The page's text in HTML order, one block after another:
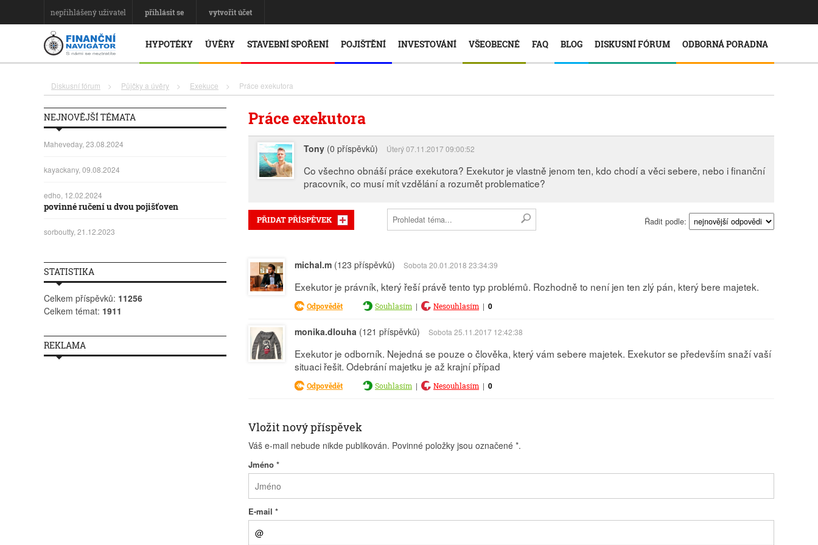
nepřihlášený uživatel přihlásit se vytvořit účet
HYPOTÉKY ÚVĚRY STAVEBNÍ SPOŘENÍ POJIŠTĚNÍ INVESTOVÁNÍ VŠEOBECNÉ FAQ BLOG DISKUSNÍ FÓRUM ODBORNÁ PORADNA
Diskusní fórum > Půjčky a úvěry > Exekuce > Práce exekutora
Práce exekutora
Tony (0 příspěvků) Úterý 07.11.2017 09:00:52
Co všechno obnáší práce exekutora? Exekutor je vlastně jenom ten, kdo chodí a věci sebere, nebo i finanční
pracovník, co musí mít vzdělání a rozumět problematice?
PŘIDAT PŘÍSPĚVEK Řadit podle:
michal.m (123 příspěvků) Sobota 20.01.2018 23:34:39
Exekutor je právník, který řeší právě tento typ problémů. Rozhodně to není jen ten zlý pán, který bere majetek.
Odpovědět Souhlasím | Nesouhlasím | 0
monika.dlouha (121 příspěvků) Sobota 25.11.2017 12:42:38
Exekutor je odborník. Nejedná se pouze o člověka, který vám sebere majetek. Exekutor se především snaží vaší
situaci řešit. Odebrání majetku je až krajní případ
Odpovědět Souhlasím | Nesouhlasím | 0
Vložit nový příspěvek
Váš e-mail nebude nikde publikován. Povinné položky jsou označené *.
Jméno *
E-mail *
NEJNOVĚJŠÍ TÉMATA
Maheveday, 23.08.2024
kayackany, 09.08.2024
edho, 12.02.2024
povinné ručení u dvou pojišťoven
sorboutty, 21.12.2023
STATISTIKA
Celkem příspěvků: 11256
Celkem témat: 1911
REKLAMA